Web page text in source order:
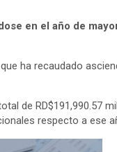
en el año de
ha recaudado
de RD$191,990.57
respecto a ese